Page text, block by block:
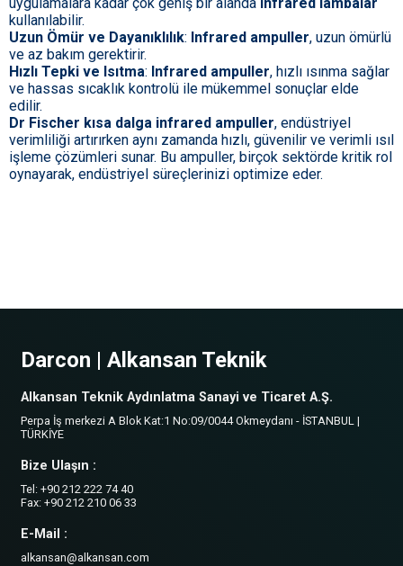
uygulamalara kadar çok geniş bir alanda infrared lambalar
kullanılabilir.
Uzun Ömür ve Dayanıklılık: Infrared ampuller, uzun ömürlü
ve az bakım gerektirir.
Hızlı Tepki ve Isıtma: Infrared ampuller, hızlı ısınma sağlar
ve hassas sıcaklık kontrolü ile mükemmel sonuçlar elde
edilir.
Dr Fischer kısa dalga infrared ampuller, endüstriyel
verimliliği artırırken aynı zamanda hızlı, güvenilir ve verimli ısıl
işleme çözümleri sunar. Bu ampuller, birçok sektörde kritik rol
oynayarak, endüstriyel süreçlerinizi optimize eder.
Darcon | Alkansan Teknik
Alkansan Teknik Aydınlatma Sanayi ve Ticaret A.Ş.
Perpa İş merkezi A Blok Kat:1 No:09/0044 Okmeydanı - İSTANBUL |
TÜRKİYE
Bize Ulaşın :
Tel: +90 212 222 74 40
Fax: +90 212 210 06 33
E-Mail :
alkansan@alkansan.com